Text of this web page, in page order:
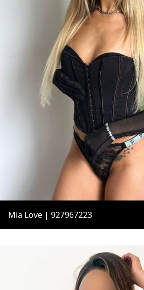
Mia Love | 927967223